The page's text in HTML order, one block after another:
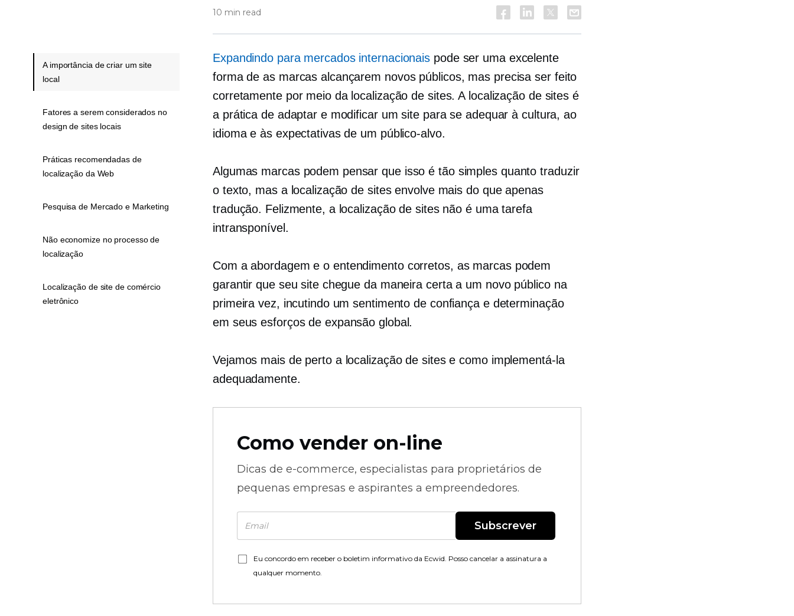
10 min read
Expandindo para mercados internacionais pode ser uma excelente
forma de as marcas alcançarem novos públicos, mas precisa ser feito
corretamente por meio da localização de sites. A localização de sites é
a prática de adaptar e modificar um site para se adequar à cultura, ao
idioma e às expectativas de um público-alvo.
Algumas marcas podem pensar que isso é tão simples quanto traduzir
o texto, mas a localização de sites envolve mais do que apenas
tradução. Felizmente, a localização de sites não é uma tarefa
intransponível.
Com a abordagem e o entendimento corretos, as marcas podem
garantir que seu site chegue da maneira certa a um novo público na
primeira vez, incutindo um sentimento de confiança e determinação
em seus esforços de expansão global.
Vejamos mais de perto a localização de sites e como implementá-la
adequadamente.
Como vender on-line
Dicas de e-commerce, especialistas para proprietários de
pequenas empresas e aspirantes a empreendedores.
Subscrever
Eu concordo em receber o boletim informativo da Ecwid. Posso cancelar a assinatura a
qualquer momento.
A importância de criar um site
local
Fatores a serem considerados no
design de sites locais
Práticas recomendadas de
localização da Web
Pesquisa de Mercado e Marketing
Não economize no processo de
localização
Localização de site de comércio
eletrônico